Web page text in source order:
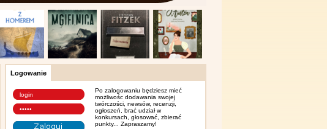
Logowanie
Po zalogowaniu będziesz mieć
możliwośc dodawania swojej
twórczości, newsów, recenzji,
ogłoszeń, brać udział w
konkursach, głosować, zbierać
punkty... Zapraszamy!